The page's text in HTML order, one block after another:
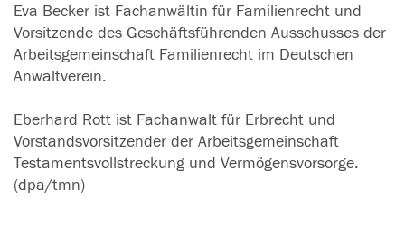
Eva Becker ist Fachanwältin für Familienrecht und
Vorsitzende des Geschäftsführenden Ausschusses der
Arbeitsgemeinschaft Familienrecht im Deutschen
Anwaltverein.
Eberhard Rott ist Fachanwalt für Erbrecht und
Vorstandsvorsitzender der Arbeitsgemeinschaft
Testamentsvollstreckung und Vermögensvorsorge.
(dpa/tmn)